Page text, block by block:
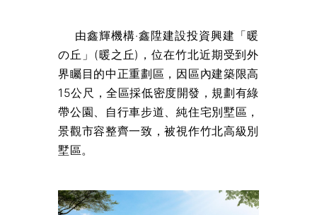
由鑫輝機構‧鑫陞建設投資興建「暖
の丘」(暖之丘)，位在竹北近期受到外
界矚目的中正重劃區，因區內建築限高
15公尺，全區採低密度開發，規劃有綠
帶公園、自行車步道、純住宅別墅區，
景觀市容整齊一致，被視作竹北高級別
墅區。